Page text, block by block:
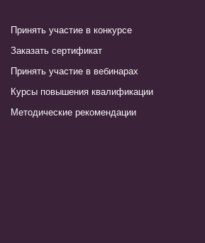
Принять участие в конкурсе
Заказать сертификат
Принять участие в вебинарах
Курсы повышения квалификации
Методические рекомендации